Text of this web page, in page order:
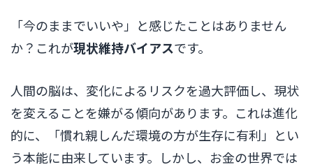
「今のままでいいや」と感じたことはありません
か？これが現状維持バイアスです。
人間の脳は、変化によるリスクを過大評価し、現状
を変えることを嫌がる傾向があります。これは進化
的に、「慣れ親しんだ環境の方が生存に有利」とい
う本能に由来しています。しかし、お金の世界では